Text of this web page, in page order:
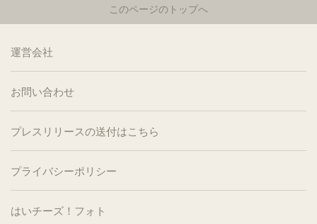
このページのトップへ
運営会社
お問い合わせ
プレスリリースの送付はこちら
プライバシーポリシー
はいチーズ！フォト